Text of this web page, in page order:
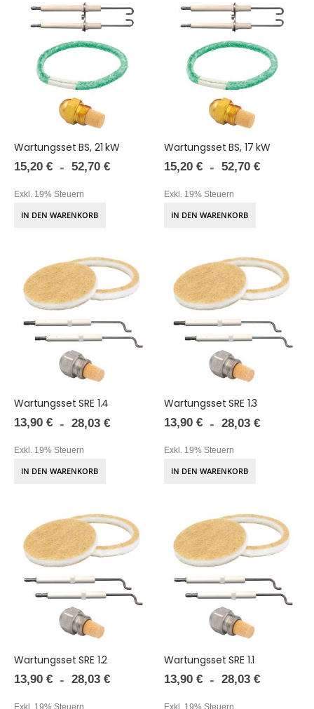
Wartungsset BS, 21 kW
15,20 € 52,70 €
Exkl. 19% Steuern
IN DEN WARENKORB
Wartungsset BS, 17 kW
15,20 € 52,70 €
Exkl. 19% Steuern
IN DEN WARENKORB
Wartungsset SRE 1.4
13,90 € 28,03 €
Exkl. 19% Steuern
IN DEN WARENKORB
Wartungsset SRE 1.3
13,90 € 28,03 €
Exkl. 19% Steuern
IN DEN WARENKORB
Wartungsset SRE 1.2
13,90 € 28,03 €
Exkl. 19% Steuern
Wartungsset SRE 1.1
13,90 € 28,03 €
Exkl. 19% Steuern